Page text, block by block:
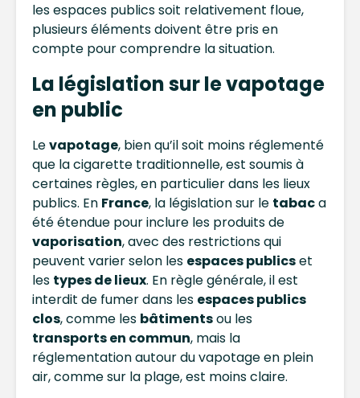
les espaces publics soit relativement floue,
plusieurs éléments doivent être pris en
compte pour comprendre la situation.
La législation sur le vapotage
en public
Levapotage, bien qu’il soit moins réglementé
que la cigarette traditionnelle, est soumis à
certaines règles, en particulier dans les lieux
publics. En France, la législation sur le tabaca
été étendue pour inclure les produits de
vaporisation, avec des restrictions qui
peuvent varier selon les espaces publicset
les types de lieux. En règle générale, il est
interdit de fumer dans les espaces publics
clos, comme les bâtimentsou les
transports en commun, mais la
réglementation autour du vapotage en plein
air, comme sur la plage, est moins claire.